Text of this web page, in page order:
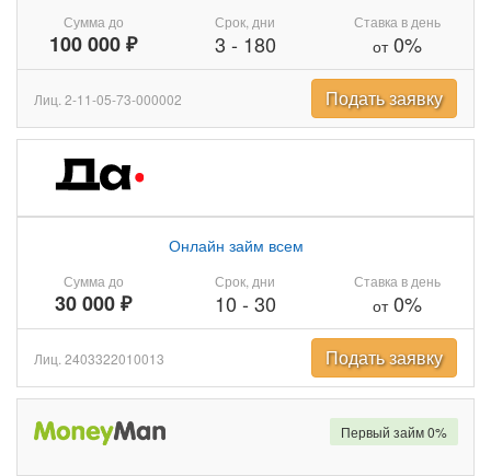
Сумма до
100 000 ₽
Срок, дни
3 - 180
Ставка в день
от0%
Лиц. 2-11-05-73-000002 Подать заявку
Сумма до
30 000 ₽
Онлайн займ всем
Срок, дни
10 - 30
Ставка в день
от0%
Лиц. 2403322010013 Подать заявку
Первый займ 0%